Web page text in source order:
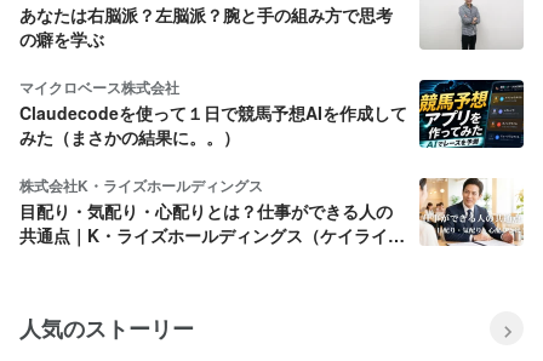
あなたは右脳派？左脳派？腕と手の組み方で思考
の癖を学ぶ
マイクロベース株式会社
Claudecodeを使って１日で競馬予想AIを作成して
みた（まさかの結果に。。）
株式会社K・ライズホールディングス
目配り・気配り・心配りとは？仕事ができる人の
共通点｜K・ライズホールディングス（ケイライ
人気のストーリー